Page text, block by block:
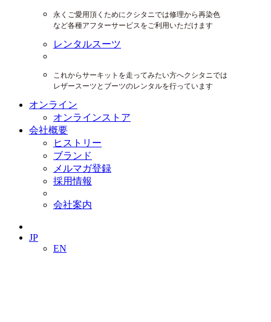
永くご愛用頂くためにクシタニでは修理から再染色
など各種アフターサービスをご利用いただけます
レンタルスーツ
これからサーキットを走ってみたい方へクシタニでは
レザースーツとブーツのレンタルを行っています
オンライン
オンラインストア
会社概要
ヒストリー
ブランド
メルマガ登録
採用情報
会社案内
JP
EN